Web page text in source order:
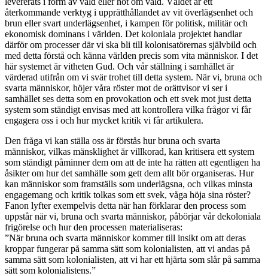
återkommande verktyg i upprätthållandet av vit överlägsenhet och
brun eller svart underlägsenhet, i kampen för politisk, militär och
ekonomisk dominans i världen. Det koloniala projektet handlar
därför om processer där vi ska bli till kolonisatörernas självbild och
med detta förstå och känna världen precis som vita människor. I det
här systemet är vitheten Gud. Och vår ställning i samhället är
värderad utifrån om vi svär trohet till detta system. När vi, bruna och
svarta människor, höjer våra röster mot de orättvisor vi ser i
samhället ses detta som en provokation och ett svek mot just detta
system som ständigt envisas med att kontrollera vilka frågor vi får
engagera oss i och hur mycket kritik vi får artikulera.
Den fråga vi kan ställa oss är förstås hur bruna och svarta
människor, vilkas mänsklighet är villkorad, kan kritisera ett system
som ständigt påminner dem om att de inte ha rätten att egentligen ha
åsikter om hur det samhälle som gett dem allt bör organiseras. Hur
kan människor som framställs som underlägsna, och vilkas minsta
engagemang och kritik tolkas som ett svek, våga höja sina röster?
Fanon lyfter exempelvis detta när han förklarar den process som
uppstår när vi, bruna och svarta människor, påbörjar vår dekoloniala
frigörelse och hur den processen materialiseras:
”När bruna och svarta människor kommer till insikt om att deras
kroppar fungerar på samma sätt som kolonialisten, att vi andas på
samma sätt som kolonialisten, att vi har ett hjärta som slår på samma
sätt som kolonialistens.”